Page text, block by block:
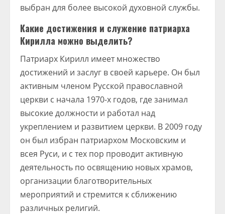
выбран для более высокой духовной службы.
Какие достижения и служение патриарха
Кирилла можно выделить?
Патриарх Кирилл имеет множество
достижений и заслуг в своей карьере. Он был
активным членом Русской православной
церкви с начала 1970-х годов, где занимал
высокие должности и работал над
укреплением и развитием церкви. В 2009 году
он был избран патриархом Московским и
всея Руси, и с тех пор проводит активную
деятельность по освящению новых храмов,
организации благотворительных
мероприятий и стремится к сближению
различных религий.